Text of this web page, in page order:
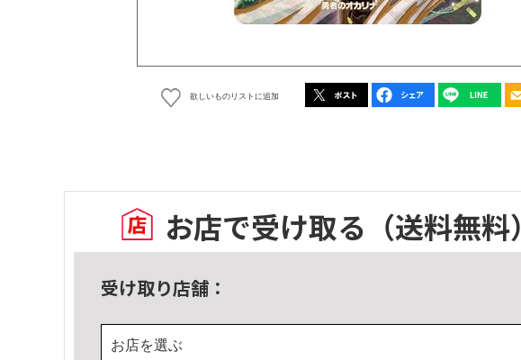
欲しいものリストに追加
お店で受け取る （送料無料）
受け取り店舗：
お店を選ぶ